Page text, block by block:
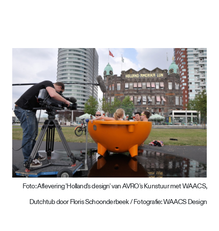
Foto: Aflevering 'Holland's design' van AVRO's Kunstuur met WAACS,
Dutchtub door Floris Schoonderbeek / Fotografie: WAACS Design